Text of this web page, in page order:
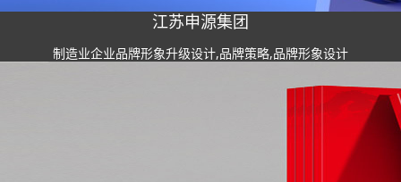
江苏申源集团
制造业企业品牌形象升级设计,品牌策略,品牌形象设计